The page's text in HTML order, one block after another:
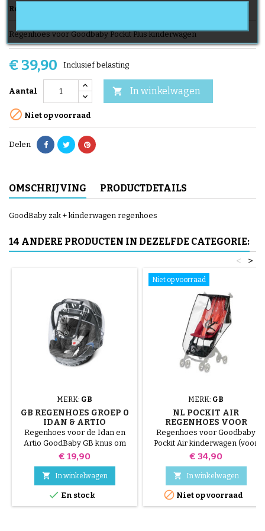
Referentie
Regenhoes voor Goodbaby Pockit Plus kinderwagen
€ 39,90 Inclusief belasting
Aantal  In winkelwagen
 Niet op voorraad
Delen
OMSCHRIJVING PRODUCTDETAILS
GoodBaby zak + kinderwagen regenhoes
14 ANDERE PRODUCTEN IN DEZELFDE CATEGORIE:
>
<
MERK: GB
GB REGENHOES GROEP 0
IDAN & ARTIO
Regenhoes voor de Idan en
Artio GoodBaby GB knus om
baby te beschermen bij regen
Prijs
€ 19,90
 In winkelwagen
 En stock
Niet op voorraad
MERK: GB
NL POCKIT AIR
REGENHOES VOOR
KINDERWAGEN VOOR
ALLE TERREINEN
Regenhoes voor Goodbaby
Pockit Air kinderwagen (voor
platte luifel zoals op de foto)
Prijs
€ 34,90
 In winkelwagen
 Niet op voorraad